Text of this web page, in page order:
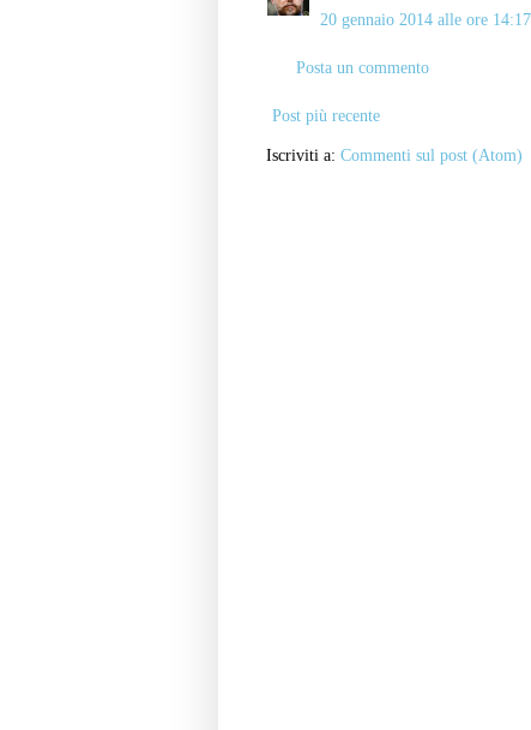
20 gennaio 2014 alle ore 14:17
Posta un commento
Post più recente
Iscriviti a: Commenti sul post (Atom)